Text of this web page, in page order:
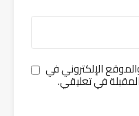
الإلكتروني في
في تعليقي.